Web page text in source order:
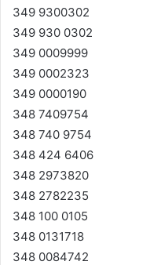
349 9300302
349 930 0302
349 0009999
349 0002323
349 0000190
348 7409754
348 740 9754
348 424 6406
348 2973820
348 2782235
348 100 0105
348 0131718
348 0084742